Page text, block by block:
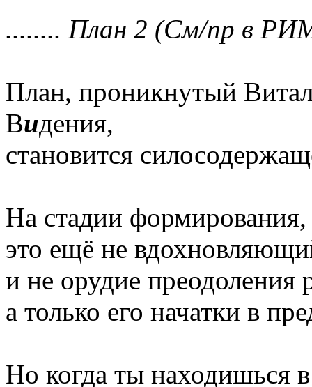
........ План 2 (См/пр в
План, проникнутый
Видения,
становится
На стадии формирования,
это ещё не
и не орудие преодоления
а только его начатки в
Но когда ты находишься